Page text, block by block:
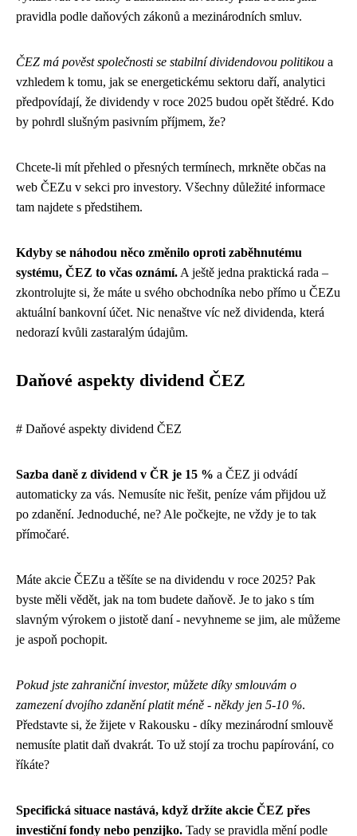
pravidla podle daňových zákonů a mezinárodních smluv.
ČEZ má pověst společnosti se stabilní dividendovou politikou a
vzhledem k tomu, jak se energetickému sektoru daří, analytici
předpovídají, že dividendy v roce 2025 budou opět štědré. Kdo
by pohrdl slušným pasivním příjmem, že?
Chcete-li mít přehled o přesných termínech, mrkněte občas na
web ČEZu v sekci pro investory. Všechny důležité informace
tam najdete s předstihem.
Kdyby se náhodou něco změnilo oproti zaběhnutému
systému, ČEZ to včas oznámí. A ještě jedna praktická rada –
zkontrolujte si, že máte u svého obchodníka nebo přímo u ČEZu
aktuální bankovní účet. Nic nenaštve víc než dividenda, která
nedorazí kvůli zastaralým údajům.
Daňové aspekty dividend ČEZ
# Daňové aspekty dividend ČEZ
Sazba daně z dividend v ČR je 15 % a ČEZ ji odvádí
automaticky za vás. Nemusíte nic řešit, peníze vám přijdou už
po zdanění. Jednoduché, ne? Ale počkejte, ne vždy je to tak
přímočaré.
Máte akcie ČEZu a těšíte se na dividendu v roce 2025? Pak
byste měli vědět, jak na tom budete daňově. Je to jako s tím
slavným výrokem o jistotě daní - nevyhneme se jim, ale můžeme
je aspoň pochopit.
Pokud jste zahraniční investor, můžete díky smlouvám o
zamezení dvojího zdanění platit méně - někdy jen 5-10 %.
Představte si, že žijete v Rakousku - díky mezinárodní smlouvě
nemusíte platit daň dvakrát. To už stojí za trochu papírování, co
říkáte?
Specifická situace nastává, když držíte akcie ČEZ přes
investiční fondy nebo penzijko. Tady se pravidla mění podle